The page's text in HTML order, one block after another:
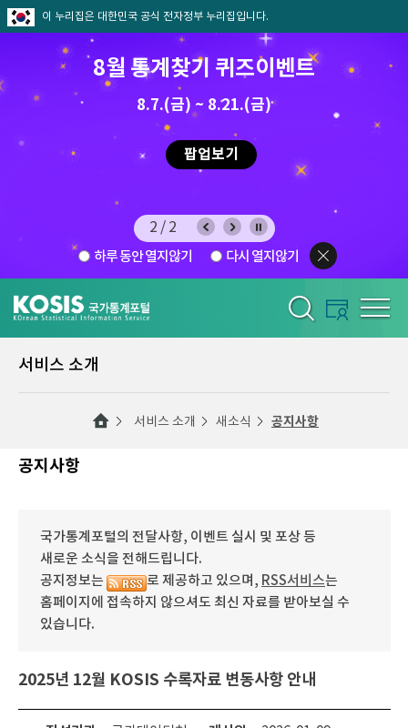
이 누리집은 대한민국 공식 전자정부 누리집입니다.
제13회 2026 국가승인통계활용
디지털콘텐츠 공모전 우수작 투표
2026.7.29 ~ 8.7
8월 통계찾기 퀴즈이벤트
8.7.(금) ~ 8.21.(금)
팝업보기
1/2
하루 동안 열지않기 다시 열지않기
서비스 소개
서비스 소개 새소식 공지사항
공지사항
국가통계포털의 전달사항, 이벤트 실시 및 포상 등
새로운 소식을 전해드립니다.
공지정보는
로 제공하고 있으며, RSS서비스는
홈페이지에 접속하지 않으셔도 최신 자료를 받아보실 수
있습니다.
2025년 12월 KOSIS 수록자료 변동사항 안내